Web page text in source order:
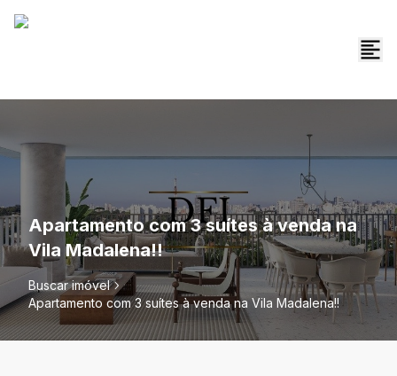
Apartamento com 3 suítes à venda na
Vila Madalena!!
Buscar imóvel
Apartamento com 3 suítes à venda na Vila Madalena!!